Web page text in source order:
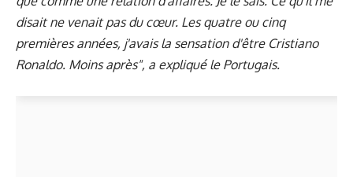
disait ne venait pas du cœur. Les quatre ou cinq
premières années, j'avais la sensation d'être Cristiano
Ronaldo. Moins après", a expliqué le Portugais.